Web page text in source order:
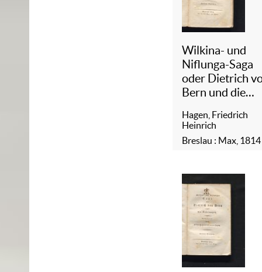
Wilkina- und
Niflunga-Saga
oder Dietrich
Bern und die
2
Hagen, Friedrich
Heinrich
Breslau : Max, 1814